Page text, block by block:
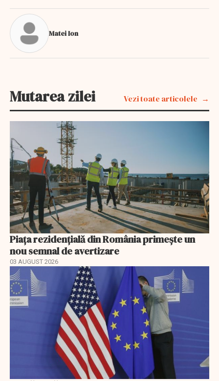
Matei Ion
Mutarea zilei Vezi toate articolele
Piața rezidențială din România primește un
nou semnal de avertizare
03 AUGUST 2026